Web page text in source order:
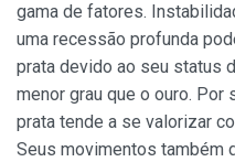
gama de fatores.
uma recessão profunda
prata devido ao seu status
menor grau que o ouro. Por
prata tende a se valorizar
Seus movimentos também